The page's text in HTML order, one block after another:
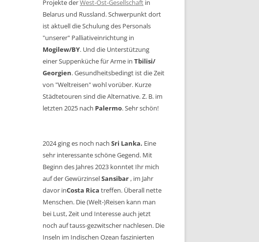
Projekte derWest-Ost-Gesellschaft in
Belarus und Russland. Schwerpunkt dort
ist aktuell die Schulung des Personals
"unserer" Palliativeinrichtung in
Mogilew/BY. Und die Unterstützung
einer Suppenküche für Arme in Tbilisi/
Georgien. Gesundheitsbedingt ist die Zeit
von "Weltreisen" wohl vorüber. Kurze
Städtetouren sind die Alternative. Z. B. im
letzten 2025 nach Palermo. Sehr schön!
2024 ging es noch nach Sri Lanka. Eine
sehr interessante schöne Gegend. Mit
Beginn des Jahres 2023 konntet Ihr mich
auf der GewürzinselSansibar , im Jahr
davor inCosta Rica treffen. Überall nette
Menschen. Die (Welt-)Reisen kann man
bei Lust, Zeit und Interesse auch jetzt
noch auf tauss-gezwitscher nachlesen. Die
Inseln im Indischen Ozean faszinierten